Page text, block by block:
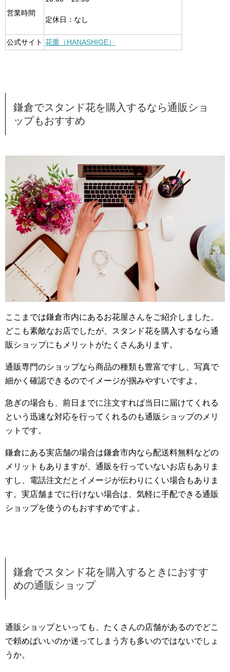
営業時間
定休日：なし
公式サイト 花重（HANASHIGE）
鎌倉でスタンド花を購入するなら通販ショ
ップもおすすめ
ここまでは鎌倉市内にあるお花屋さんをご紹介しました。
どこも素敵なお店でしたが、スタンド花を購入するなら通
販ショップにもメリットがたくさんあります。
通販専門のショップなら商品の種類も豊富ですし、写真で
細かく確認できるのでイメージが掴みやすいですよ。
急ぎの場合も、前日までに注文すれば当日に届けてくれる
という迅速な対応を行ってくれるのも通販ショップのメリ
ットです。
鎌倉にある実店舗の場合は鎌倉市内なら配送料無料などの
メリットもありますが、通販を行っていないお店もありま
すし、電話注文だとイメージが伝わりにくい場合もありま
す。実店舗までに行けない場合は、気軽に手配できる通販
ショップを使うのもおすすめですよ。
鎌倉でスタンド花を購入するときにおすす
めの通販ショップ
通販ショップといっても、たくさんの店舗があるのでどこ
で頼めばいいのか迷ってしまう方も多いのではないでしょ
うか。